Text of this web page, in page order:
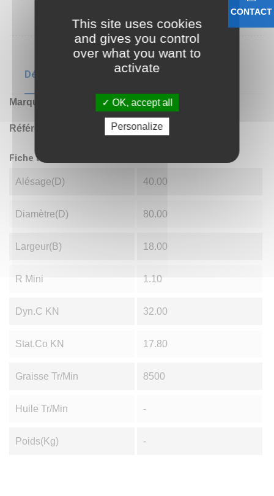
Détails du produit
Marque
Référence
Fiche technique
Alésage(d) 40.00
Diamètre(D) 80.00
Largeur(B) 18.00
R Mini 1.10
Dyn.C KN 32.00
Stat.Co KN 17.80
Graisse Tr/min 8500
Huile Tr/min -
Poids(Kg) -
CONTACT
This site uses cookies
and gives you control
over what you want to
activate
OK, accept all
Personalize